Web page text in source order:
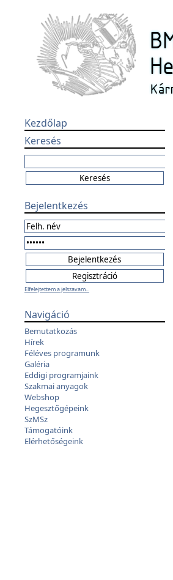
Kezdőlap
Keresés
Bejelentkezés
Elfelejtettem a jelszavam...
Navigáció
Bemutatkozás
Hírek
Féléves programunk
Galéria
Eddigi programjaink
Szakmai anyagok
Webshop
Hegesztőgépeink
SzMSz
Támogatóink
Elérhetőségeink